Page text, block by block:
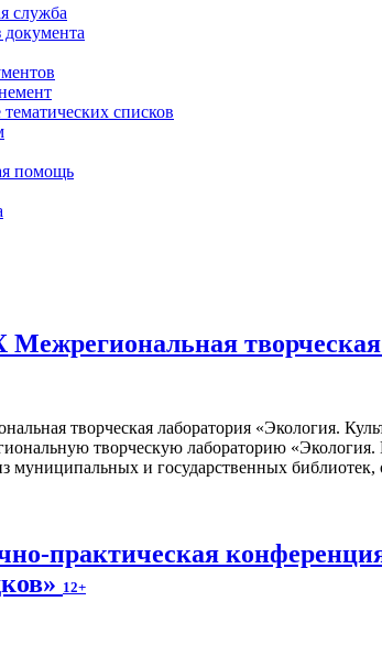
служба
документа
списков
помощь
творческую лабораторию
муниципальных и государственных
практическая
12+